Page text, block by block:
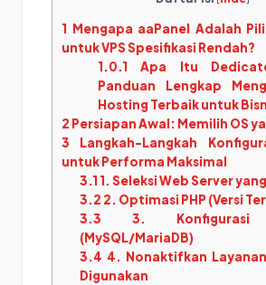
1 Mengapa aaPanel Adalah
untuk VPS Spesifikasi Rendah?
1.0.1 Apa Itu
Panduan Lengkap
Hosting Terbaik untuk
2 Persiapan Awal: Memilih OS
3 Langkah-Langkah
untuk Performa Maksimal
3.1 1. Seleksi Web Server
3.2 2. Optimasi PHP (Versi
3.3 3. Konfigurasi
(MySQL/MariaDB)
3.4 4. Nonaktifkan
Digunakan